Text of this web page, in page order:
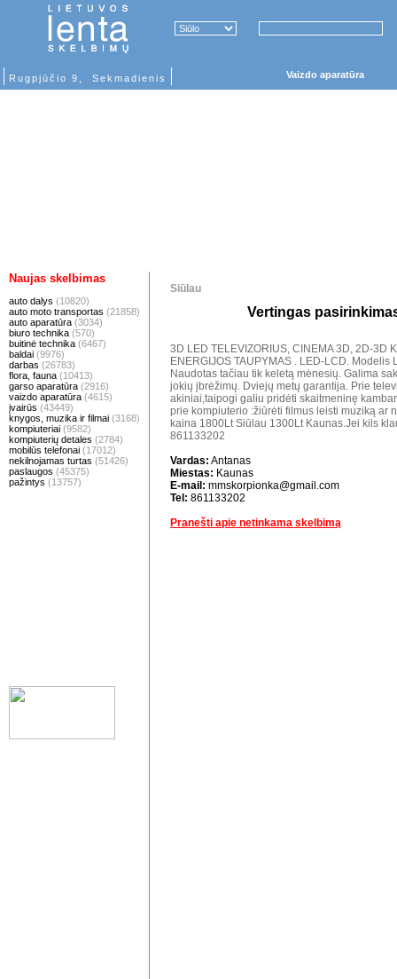
Rugpjūčio 9, Sekmadienis Vaizdo aparatūra
Naujas skelbimas
auto dalys (10820)
auto moto transportas (21858)
auto aparatūra (3034)
biuro technika (570)
buitinė technika (6467)
baldai (9976)
darbas (26783)
flora, fauna (10413)
garso aparatūra (2916)
vaizdo aparatūra (4615)
įvairūs (43449)
knygos, muzika ir filmai (3168)
kompiuteriai (9582)
kompiuterių detales (2784)
mobilūs telefonai (17012)
nekilnojamas turtas (51426)
paslaugos (45375)
pažintys (13757)
Siūlau
Vertingas
3D LED TELEVIZORIUS, CINEMA 3D, 2D-3D
ENERGIJOS TAUPYMAS . LED-LCD.
Naudotas tačiau tik keletą mėnesių. Galima
jokių įbrėžimų. Dviejų metų garantija. Prie
akiniai,taipogi galiu pridėti skaitmeninę
prie kompiuterio :žiūrėti filmus leisti muziką ar
kaina 1800Lt Siūlau 1300Lt Kaunas.Jei kils
861133202
Vardas: Antanas
Miestas: Kaunas
E-mail: mmskorpionka@gmail.com
Tel: 861133202
Pranešti apie netinkama skelbimą